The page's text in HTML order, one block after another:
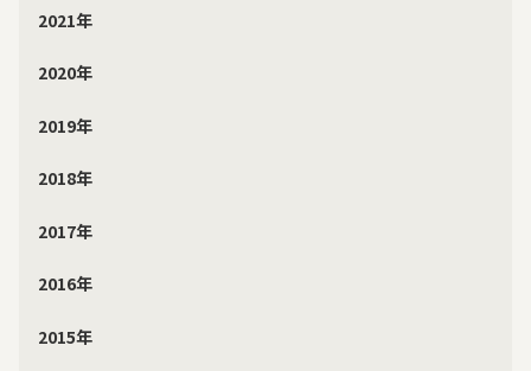
2021年
2020年
2019年
2018年
2017年
2016年
2015年